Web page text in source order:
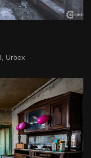
Urbex